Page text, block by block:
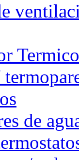
Termico
de